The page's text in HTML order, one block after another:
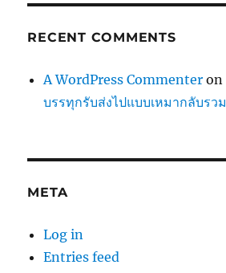
RECENT COMMENTS
A WordPress Commenter on
บรรทุกรับส่งไปแบบเหมากลับรวม
META
Log in
Entries feed